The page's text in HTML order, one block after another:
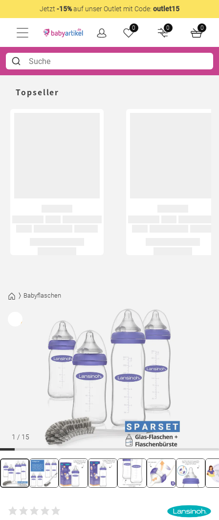
Jetzt -15%auf unser Outlet mit Code: outlet15
0 0 0
Topseller
Babyflaschen
1 / 15